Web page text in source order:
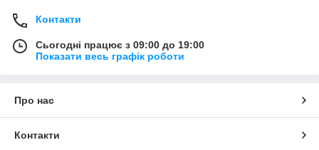
Контакти
Сьогодні працює з 09:00 до 19:00
Показати весь графік роботи
Про нас
Контакти